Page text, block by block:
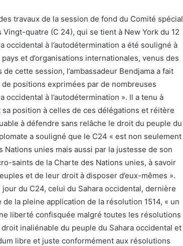
travaux de la session de fond du Comité spécial
quatre (C 24), qui se tient à New York du 12
à l’autodétermination a été souligné à
et d’organisations internationales, venus des
cette session, l’ambassadeur Bendjama a fait
positions exprimées par de nombreuses
à l’autodétermination ». Il a tenu à
position à celles de ces délégations et réitère
à défendre sans relâche le droit du peuple du
a souligné que le C24 « est non seulement
Nations unies mais aussi par la justesse de son
saints de la Charte des Nations unies, à savoir
et de leur droit à disposer d’eux-mêmes ».
du C24, celui du Sahara occidental, dernière
la pleine application de la résolution 1514, « un
liberté confisquée malgré toutes les résolutions
inaliénable du peuple du Sahara occidental et
libre et juste conformément aux résolutions